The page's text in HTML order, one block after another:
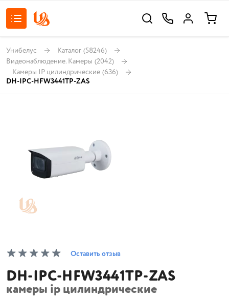
Унибелус Каталог (58246)
Видеонаблюдение. Камеры (2042)
Камеры IP цилиндрические (636)
DH-IPC-HFW3441TP-ZAS
Оставить отзыв
DH-IPC-HFW3441TP-ZAS
камеры ip цилиндрические